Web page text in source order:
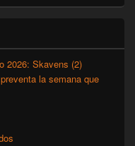
2026: Skavens (2)
la semana que